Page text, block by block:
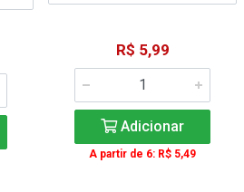
R$ 5,99
Adicionar
A partir de 6: R$ 5,49